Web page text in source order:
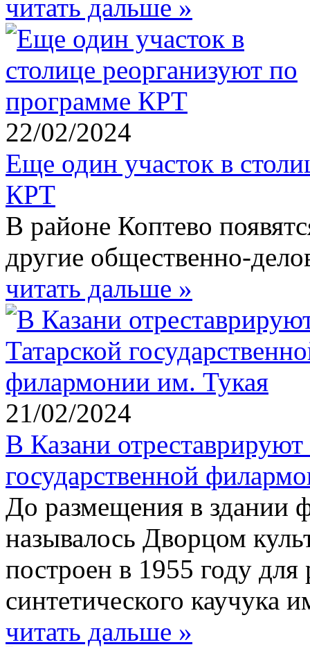
читать дальше »
22/02/2024
Еще один участок в
КРТ
В районе Коптево
другие общественно-
читать дальше »
21/02/2024
В Казани отреставрируют
государственной
До размещения в здании
называлось Дворцом
построен в 1955 году для
синтетического каучука
читать дальше »